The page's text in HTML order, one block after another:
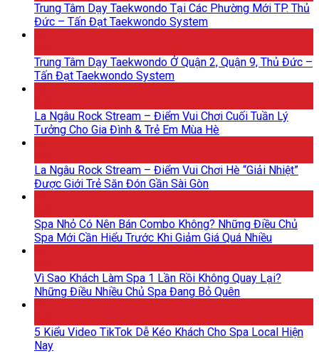
Trung Tâm Dạy Taekwondo Tại Các Phường Mới TP. Thủ
Đức – Tấn Đạt Taekwondo System
Trung Tâm Dạy Taekwondo Ở Quận 2, Quận 9, Thủ Đức –
Tấn Đạt Taekwondo System
La Ngâu Rock Stream – Điểm Vui Chơi Cuối Tuần Lý
Tưởng Cho Gia Đình & Trẻ Em Mùa Hè
La Ngâu Rock Stream – Điểm Vui Chơi Hè “Giải Nhiệt”
Được Giới Trẻ Săn Đón Gần Sài Gòn
Spa Nhỏ Có Nên Bán Combo Không? Những Điều Chủ
Spa Mới Cần Hiểu Trước Khi Giảm Giá Quá Nhiều
Vì Sao Khách Làm Spa 1 Lần Rồi Không Quay Lại?
Những Điều Nhiều Chủ Spa Đang Bỏ Quên
5 Kiểu Video TikTok Dễ Kéo Khách Cho Spa Local Hiện
Nay